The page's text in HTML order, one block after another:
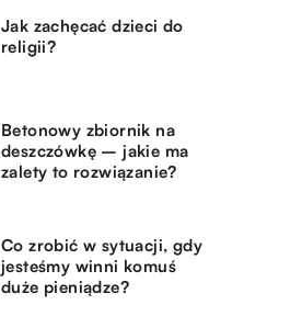
Jak zachęcać dzieci do
religii?
Betonowy zbiornik na
deszczówkę – jakie ma
zalety to rozwiązanie?
Co zrobić w sytuacji, gdy
jesteśmy winni komuś
duże pieniądze?